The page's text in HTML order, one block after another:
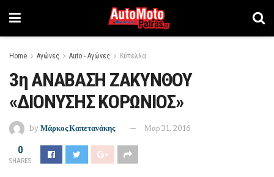
Home Αγώνες Auto - Αγώνες Κύπελλα
3η ΑΝΑΒΑΣΗ ΖΑΚΥΝΘΟΥ
«ΔΙΟΝΥΣΗΣ ΚΟΡΩΝΙΟΣ»
by Μάρκος Καπετανάκης Μαρ 31, 2016
0
SHARES